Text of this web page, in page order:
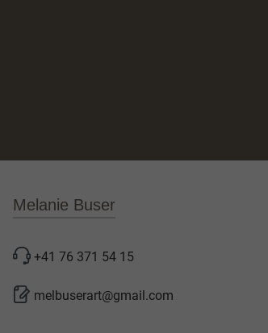
Melanie Buser
+41 76 371 54 15
melbuserart@gmail.com